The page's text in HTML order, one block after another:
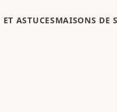
ET ASTUCESMAISONS DE